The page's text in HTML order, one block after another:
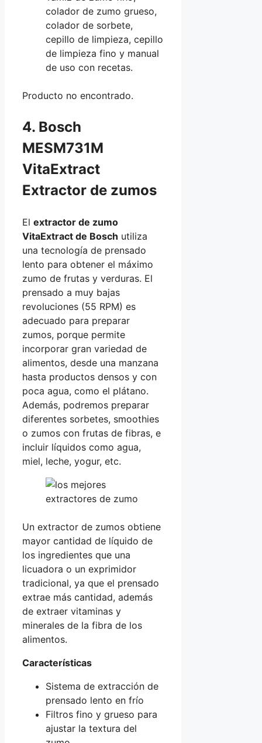
colador de zumo grueso,
colador de sorbete,
cepillo de limpieza, cepillo
de limpieza fino y manual
de uso con recetas.
Producto no encontrado.
4. Bosch
MESM731M
VitaExtract
Extractor de zumos
El extractor de zumo
VitaExtract de Bosch utiliza
una tecnología de prensado
lento para obtener el máximo
zumo de frutas y verduras. El
prensado a muy bajas
revoluciones (55 RPM) es
adecuado para preparar
zumos, porque permite
incorporar gran variedad de
alimentos, desde una manzana
hasta productos densos y con
poca agua, como el plátano.
Además, podremos preparar
diferentes sorbetes, smoothies
o zumos con frutas de fibras, e
incluir líquidos como agua,
miel, leche, yogur, etc.
Un extractor de zumos obtiene
mayor cantidad de líquido de
los ingredientes que una
licuadora o un exprimidor
tradicional, ya que el prensado
extrae más cantidad, además
de extraer vitaminas y
minerales de la fibra de los
alimentos.
Características
Sistema de extracción de
prensado lento en frío
Filtros fino y grueso para
ajustar la textura del